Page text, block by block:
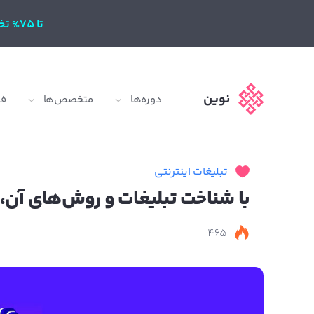
تا 75% تخفیف
نوین دوره‌ها متخصص‌ها
تبلیغات اینترنتی
با شناخت تبلیغات و روش‌های
465